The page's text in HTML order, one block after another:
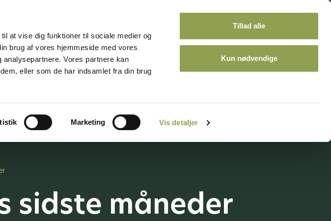
at vise dig funktioner til sociale medier og
brug af vores hjemmeside med vores
Vores partnere kan
eller som de har indsamlet fra din brug
Marketing Vis detaljer
Tillad alle
Kun nødvendige
sidste måneder